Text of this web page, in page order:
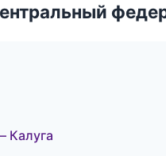
Калуга